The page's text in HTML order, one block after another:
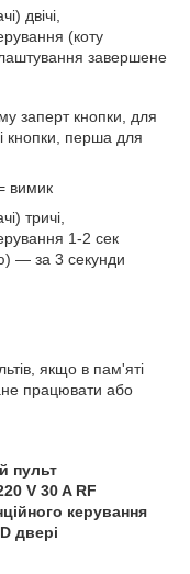
двічі,
(коту
завершене
заперт кнопки, для
кнопки, перша для
вимик
тричі,
1-2 сек
— за 3 секунди
якщо в пам'яті
працювати або
пульт
V 30 A RF
керування
двері